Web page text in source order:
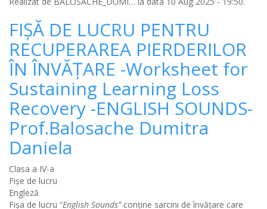
FIȘĂ DE LUCRU PENTRU
RECUPERAREA PIERDERILOR
ÎN ÎNVĂȚARE -Worksheet for
Sustaining Learning Loss
Recovery -ENGLISH SOUNDS-
Prof.Balosache Dumitra
Daniela
Clasa a IV-a
Fișe de lucru
Engleză
Fișa de lucru “English Sounds”conține sarcini de învățare care